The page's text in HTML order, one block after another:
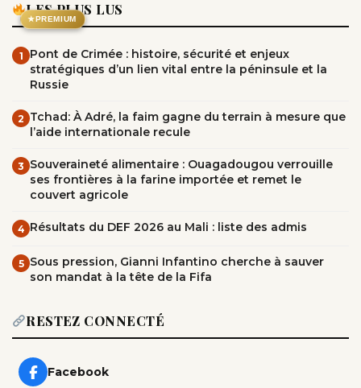
★PREMIUM
LES PLUS LUS
1
Pont de Crimée : histoire, sécurité et enjeux
stratégiques d’un lien vital entre la péninsule et la
Russie
2 Tchad: À Adré, la faim gagne du terrain à mesure que
l’aide internationale recule
3 Souveraineté alimentaire : Ouagadougou verrouille
ses frontières à la farine importée et remet le
couvert agricole
4 Résultats du DEF 2026 au Mali : liste des admis
5 Sous pression, Gianni Infantino cherche à sauver
son mandat à la tête de la Fifa
RESTEZ CONNECTÉ
Facebook